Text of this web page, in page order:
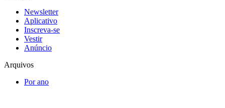
Newsletter
Aplicativo
Inscreva-se
Vestir
Anúncio
Arquivos
Por ano